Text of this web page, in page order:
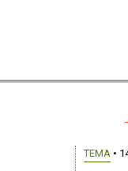
TEMA•